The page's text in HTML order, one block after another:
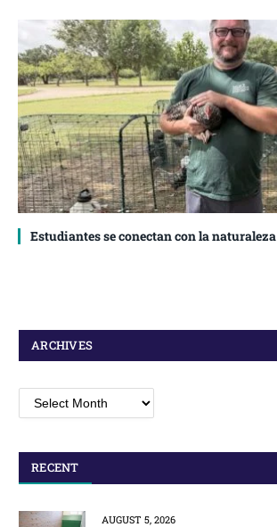
Estudiantes se conectan con la naturaleza
ARCHIVES
RECENT
AUGUST 5, 2026